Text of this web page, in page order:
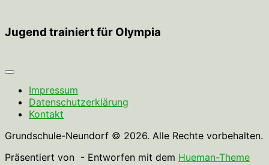
Jugend trainiert für Olympia
Impressum
Datenschutzerklärung
Kontakt
Grundschule-Neundorf © 2026. Alle Rechte vorbehalten.
Präsentiert von - Entworfen mit dem Hueman-Theme